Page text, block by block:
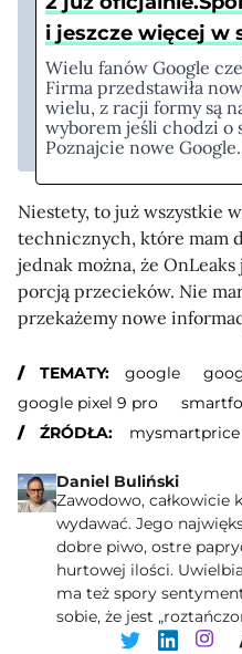
i jeszcze więcej w
Wielu fanów Google
Firma przedstawiła
wielu, z racji formy są
wyborem jeśli chodzi o
Poznajcie nowe
Niestety, to już wszystkie
technicznych, które mam
jednak można, że
porcją przecieków. Nie
przekażemy nowe
TEMATY: google
google pixel 9 pro
ŹRÓDŁA:
mysmartprice
Daniel Buliński
Zawodowo, całkowicie
wydawać. Jego
dobre piwo, ostre
hurtowej ilości.
ma też spory
sobie, że jest